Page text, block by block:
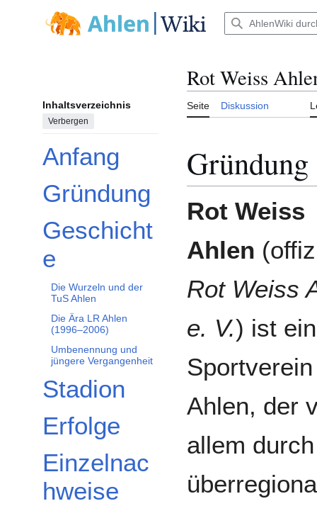
Hauptmenü
Inhaltsverzeichnis
Verbergen
Anfang
Gründung
Geschicht
e
Unterabschnitt Geschichte umschalten
Die Wurzeln und der
TuS Ahlen
Die Ära LR Ahlen
(1996–2006)
Umbenennung und
jüngere Vergangenheit
Stadion
Erfolge
Einzelnac
hweise
Rot Weiss
Seite Diskussion
Gründung
Rot Weiss
Ahlen
Rot Weiss
e. V.) ist ein
Ahlen, der
allem